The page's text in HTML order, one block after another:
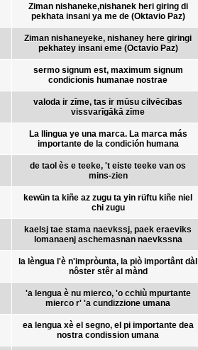
Ziman nishaneke,nishanek heri giring di
pekhata insani ya me de (Oktavio Paz)
Ziman nishaneyeke, nishaney here giringi
pekhatey insani eme (Octavio Paz)
sermo signum est, maximum signum
condicionis humanae nostrae
valoda ir zīme, tas ir mūsu cilvēcības
vissvarīgākā zīme
La llingua ye una marca. La marca más
importante de la condición humana
de taol ès e teeke, 't eiste teeke van os
mins-zien
kewün ta kiñe az zugu ta yin rüftu kiñe niel
chi zugu
kaelsj tae stama naevkssj, paek eraeviks
lomanaenj aschemasnan naevkssna
la lèngua l'è n'impròunta, la piò importânt dàl
nôster stêr al mànd
'a lengua è nu mierco, 'o cchiù mpurtante
mierco r' 'a cundizzione umana
ea lengua xè el segno, el pi importante dea
nostra condission umana